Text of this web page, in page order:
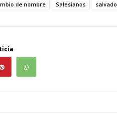
de nombre Salesianos